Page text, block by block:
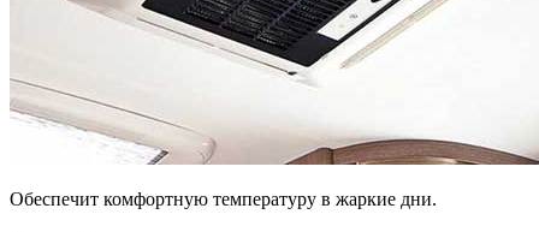
Обеспечит комфортную температуру в жаркие дни.